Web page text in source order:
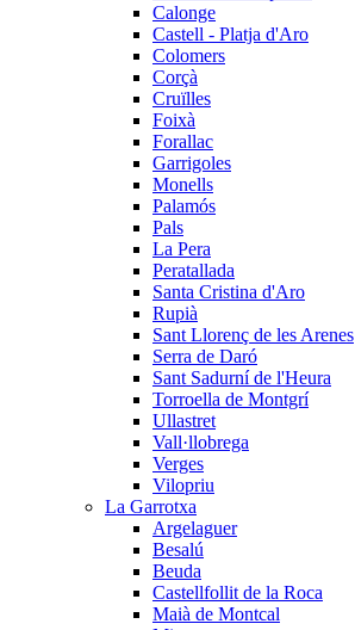
Calonge
Castell - Platja d'Aro
Colomers
Corçà
Cruïlles
Foixà
Forallac
Garrigoles
Monells
Palamós
Pals
La Pera
Peratallada
Santa Cristina d'Aro
Rupià
Sant Llorenç de les Arenes
Serra de Daró
Sant Sadurní de l'Heura
Torroella de Montgrí
Ullastret
Vall·llobrega
Verges
Vilopriu
La Garrotxa
Argelaguer
Besalú
Beuda
Castellfollit de la Roca
Maià de Montcal